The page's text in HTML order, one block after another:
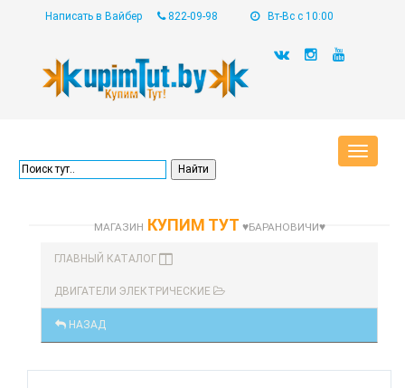
Написать в Вайбер 822-09-98 Вт-Вс с 10:00
Toggle
МАГАЗИН КУПИМ ТУТ ♥БАРАНОВИЧИ♥
ГЛАВНЫЙ КАТАЛОГ
ДВИГАТЕЛИ ЭЛЕКТРИЧЕСКИЕ
НАЗАД